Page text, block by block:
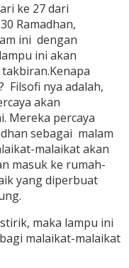
ke 27 dari
Ramadhan,
ini dengan
ini akan
Filsofi nya adalah,
akan
Mereka percaya
sebagai malam
malaikat akan
masuk ke rumah-
yang diperbuat
maka lampu ini
malaikat-malaikat